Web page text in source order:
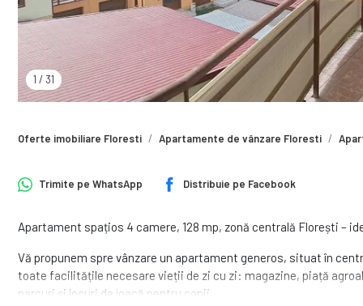
1 / 31
Oferte imobiliare Floresti Apartamente de vânzare Floresti
Trimite pe WhatsApp Distribuie pe Facebook
Apartament spațios 4 camere, 128 mp, zonă centrală Florești –
Vă propunem spre vânzare un apartament generos, situat în
toate facilitățile necesare vieții de zi cu zi: magazine, piață
parcuri și locuri de joacă pentru copii.